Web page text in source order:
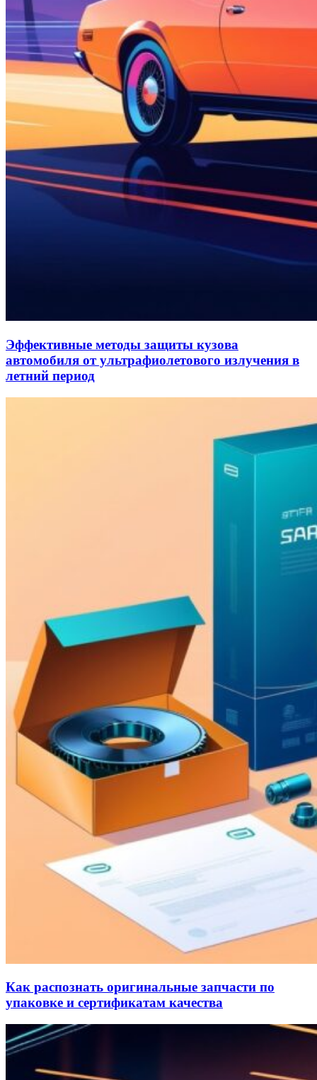
Эффективные методы защиты кузова
автомобиля от ультрафиолетового излучения в
летний период
Как распознать оригинальные запчасти по
упаковке и сертификатам качества